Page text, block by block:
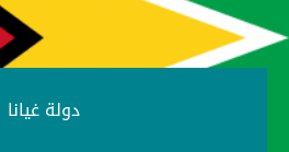
دولة غيانا‎